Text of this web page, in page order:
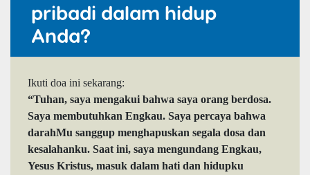
pribadi dalam hidup
Anda?
Ikuti doa ini sekarang:
“Tuhan, saya mengakui bahwa saya orang berdosa.
Saya membutuhkan Engkau. Saya percaya bahwa
darahMu sanggup menghapuskan segala dosa dan
kesalahanku. Saat ini, saya mengundang Engkau,
Yesus Kristus, masuk dalam hati dan hidupku